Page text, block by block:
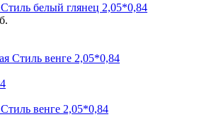
белый глянец 2,05*0,84
венге 2,05*0,84